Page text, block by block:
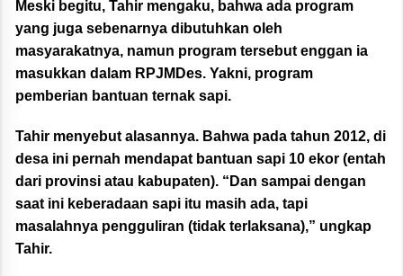
Meski begitu, Tahir mengaku, bahwa ada program
yang juga sebenarnya dibutuhkan oleh
masyarakatnya, namun program tersebut enggan ia
masukkan dalam RPJMDes. Yakni, program
pemberian bantuan ternak sapi.
Tahir menyebut alasannya. Bahwa pada tahun 2012, di
desa ini pernah mendapat bantuan sapi 10 ekor (entah
dari provinsi atau kabupaten). “Dan sampai dengan
saat ini keberadaan sapi itu masih ada, tapi
masalahnya pengguliran (tidak terlaksana),” ungkap
Tahir.